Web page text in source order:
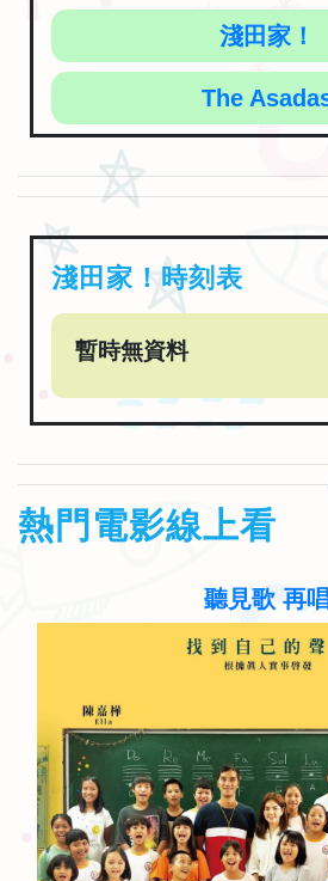
The Asadas
淺田家！時刻表
暫時無資料
熱門電影線上看
少年吔